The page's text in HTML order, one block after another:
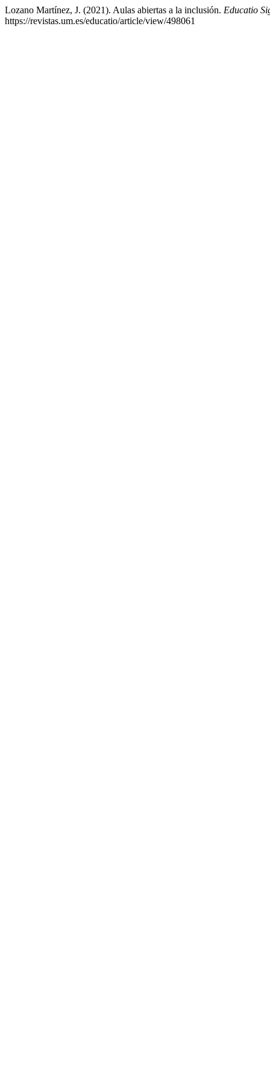
Lozano Martínez, J. (2021). Aulas abiertas a la inclusión. Educatio
https://revistas.um.es/educatio/article/view/498061